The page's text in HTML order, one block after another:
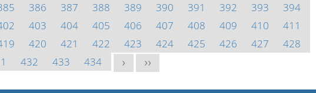
386 387 388 389 390 391 392 393
394
403 404 405 406 407 408 409 410
411
420 421 422 423 424 425 426 427
428
432 433 434 > >>